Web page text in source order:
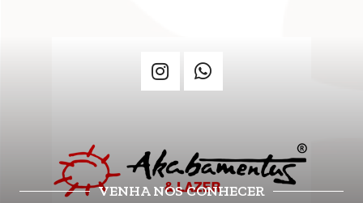
VENHA NOS CONHECER